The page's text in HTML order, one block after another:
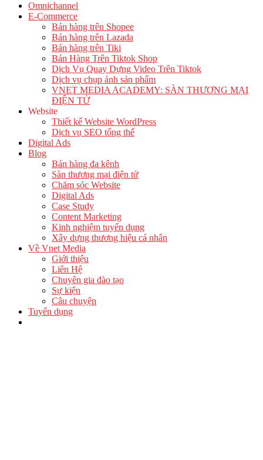
Omnichannel
E-Commerce
Bán hàng trên Shopee
Bán hàng trên Lazada
Bán hàng trên Tiki
Bán Hàng Trên Tiktok Shop
Dịch Vụ Quay Dựng Video Trên Tiktok
Dịch vụ chụp ảnh sản phẩm
VNET MEDIA ACADEMY: SÀN THƯƠNG MẠI
ĐIỆN TỬ
Website
Thiết kế Website WordPress
Dịch vụ SEO tổng thể
Digital Ads
Blog
Bán hàng đa kênh
Sàn thương mại điện tử
Chăm sóc Website
Digital Ads
Case Study
Content Marketing
Kinh nghiệm tuyển dụng
Xây dựng thương hiệu cá nhân
Về Vnet Media
Giới thiệu
Liên Hệ
Chuyên gia đào tạo
Sự kiện
Câu chuyện
Tuyển dụng